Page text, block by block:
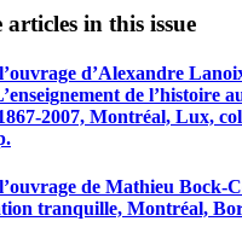
articles in this issue
d’Alexandre
de l’histoire
2007, Montréal, Lux,
de Mathieu Bock-
tranquille, Montréal,